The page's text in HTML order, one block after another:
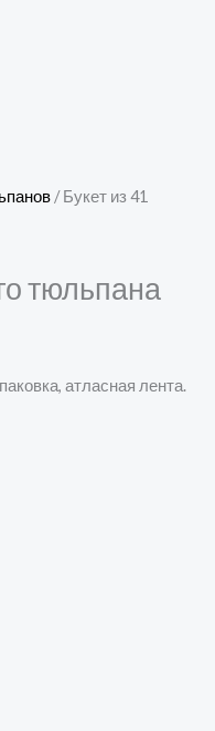
/ Букет из 41
тюльпана
атласная лента.